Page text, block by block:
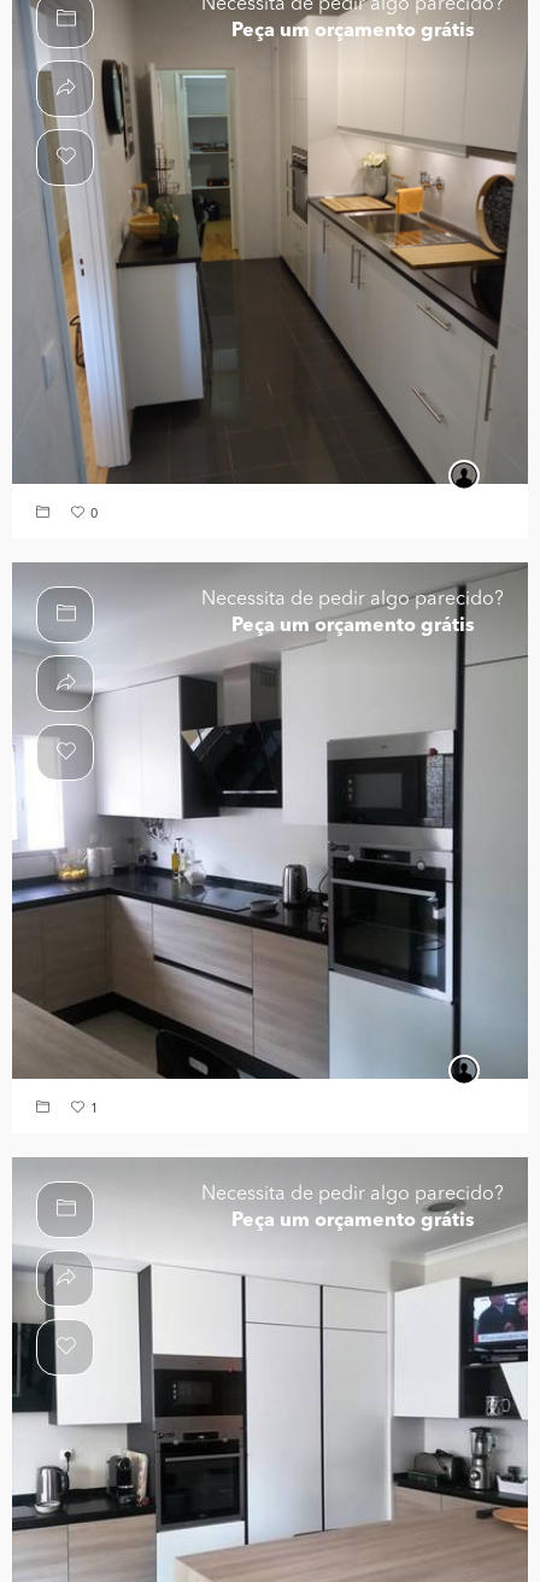
Necessita de pedir algo parecido?
Peça um orçamento grátis
0
Necessita de pedir algo parecido?
Peça um orçamento grátis
1
Necessita de pedir algo parecido?
Peça um orçamento grátis